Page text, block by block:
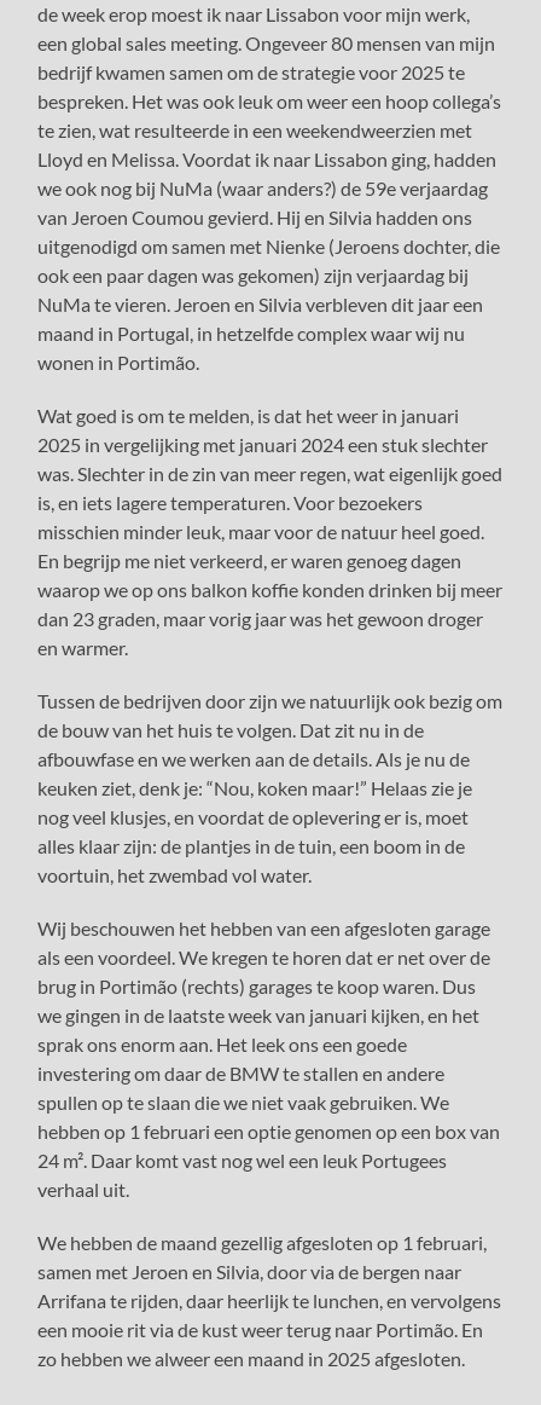
de week erop moest ik naar Lissabon voor mijn werk,
een global sales meeting. Ongeveer 80 mensen van mijn
bedrijf kwamen samen om de strategie voor 2025 te
bespreken. Het was ook leuk om weer een hoop collega’s
te zien, wat resulteerde in een weekendweerzien met
Lloyd en Melissa. Voordat ik naar Lissabon ging, hadden
we ook nog bij NuMa (waar anders?) de 59e verjaardag
van Jeroen Coumou gevierd. Hij en Silvia hadden ons
uitgenodigd om samen met Nienke (Jeroens dochter, die
ook een paar dagen was gekomen) zijn verjaardag bij
NuMa te vieren. Jeroen en Silvia verbleven dit jaar een
maand in Portugal, in hetzelfde complex waar wij nu
wonen in Portimão.
Wat goed is om te melden, is dat het weer in januari
2025 in vergelijking met januari 2024 een stuk slechter
was. Slechter in de zin van meer regen, wat eigenlijk goed
is, en iets lagere temperaturen. Voor bezoekers
misschien minder leuk, maar voor de natuur heel goed.
En begrijp me niet verkeerd, er waren genoeg dagen
waarop we op ons balkon koffie konden drinken bij meer
dan 23 graden, maar vorig jaar was het gewoon droger
en warmer.
Tussen de bedrijven door zijn we natuurlijk ook bezig om
de bouw van het huis te volgen. Dat zit nu in de
afbouwfase en we werken aan de details. Als je nu de
keuken ziet, denk je: “Nou, koken maar!” Helaas zie je
nog veel klusjes, en voordat de oplevering er is, moet
alles klaar zijn: de plantjes in de tuin, een boom in de
voortuin, het zwembad vol water.
Wij beschouwen het hebben van een afgesloten garage
als een voordeel. We kregen te horen dat er net over de
brug in Portimão (rechts) garages te koop waren. Dus
we gingen in de laatste week van januari kijken, en het
sprak ons enorm aan. Het leek ons een goede
investering om daar de BMW te stallen en andere
spullen op te slaan die we niet vaak gebruiken. We
hebben op 1 februari een optie genomen op een box van
24 m². Daar komt vast nog wel een leuk Portugees
verhaal uit.
We hebben de maand gezellig afgesloten op 1 februari,
samen met Jeroen en Silvia, door via de bergen naar
Arrifana te rijden, daar heerlijk te lunchen, en vervolgens
een mooie rit via de kust weer terug naar Portimão. En
zo hebben we alweer een maand in 2025 afgesloten.